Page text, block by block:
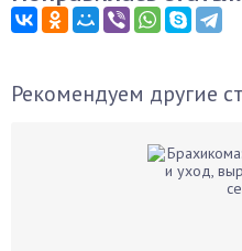
Рекомендуем другие